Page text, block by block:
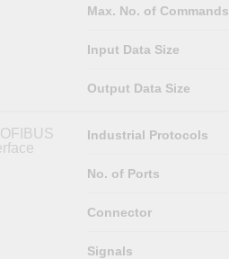
Max. No. of Commands
Input Data Size
Output Data Size
Industrial Protocols
No. of Ports
Connector
Signals